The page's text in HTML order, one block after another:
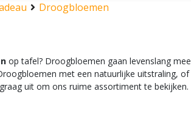
Droogbloemen
op tafel? Droogbloemen gaan levenslang
met een natuurlijke uitstraling,
uit om ons ruime assortiment te